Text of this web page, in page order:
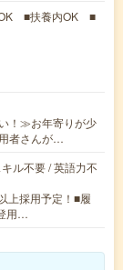
OK ■扶養内OK ■
！≫お年寄りが少
者さんが…
ル不要 / 英語力不
上採用予定！■履
用…